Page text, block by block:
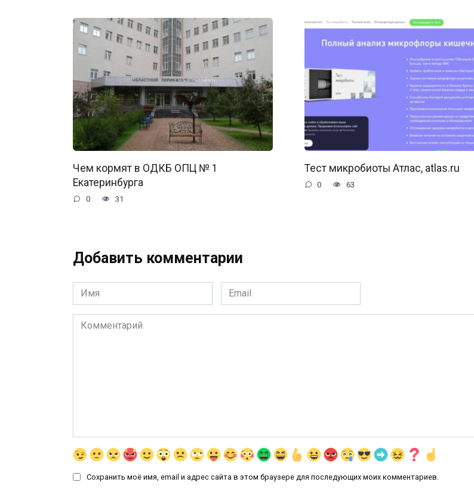
Чем кормят в ОДКБ ОПЦ № 1
Екатеринбурга
0 31
Тест микробиоты Атлас, atlas.ru
0 63
Добавить комментарии
Имя
*
Email
*
Комментарий
Сохранить моё имя, email и адрес сайта в этом браузере для последующих моих комментариев.